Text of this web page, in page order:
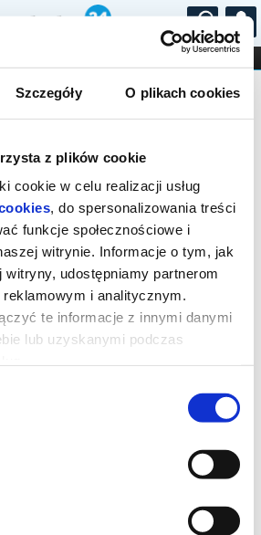
Szczegóły O plikach cookies
z plików cookie
cookie w celu realizacji usług
, do spersonalizowania treści
funkcje społecznościowe i
witrynie. Informacje o tym, jak
udostępniamy partnerom
reklamowym i analitycznym.
te informacje z innymi danymi
lub uzyskanymi podczas
...
OPERA I BALET
STAND-UP
on-line na wydarzenie